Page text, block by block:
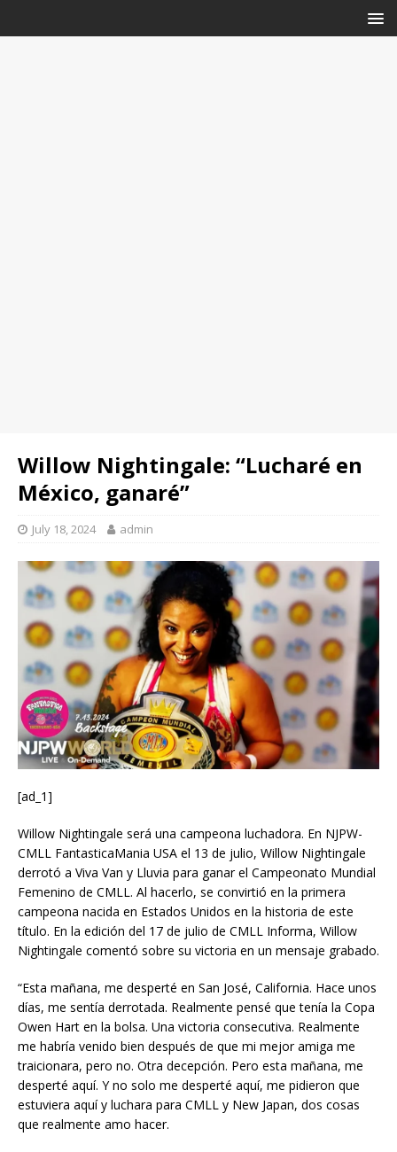
Willow Nightingale: “Lucharé en
México, ganaré”
July 18, 2024 admin
[ad_1]
Willow Nightingale será una campeona luchadora. En NJPW-
CMLL FantasticaMania USA el 13 de julio, Willow Nightingale
derrotó a Viva Van y Lluvia para ganar el Campeonato Mundial
Femenino de CMLL. Al hacerlo, se convirtió en la primera
campeona nacida en Estados Unidos en la historia de este
título. En la edición del 17 de julio de CMLL Informa, Willow
Nightingale comentó sobre su victoria en un mensaje grabado.
“Esta mañana, me desperté en San José, California. Hace unos
días, me sentía derrotada. Realmente pensé que tenía la Copa
Owen Hart en la bolsa. Una victoria consecutiva. Realmente
me habría venido bien después de que mi mejor amiga me
traicionara, pero no. Otra decepción. Pero esta mañana, me
desperté aquí. Y no solo me desperté aquí, me pidieron que
estuviera aquí y luchara para CMLL y New Japan, dos cosas
que realmente amo hacer.